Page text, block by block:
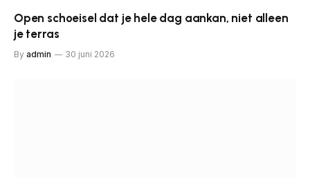
Open schoeisel dat je hele dag aankan, niet alleen
je terras
By admin 30 juni 2026